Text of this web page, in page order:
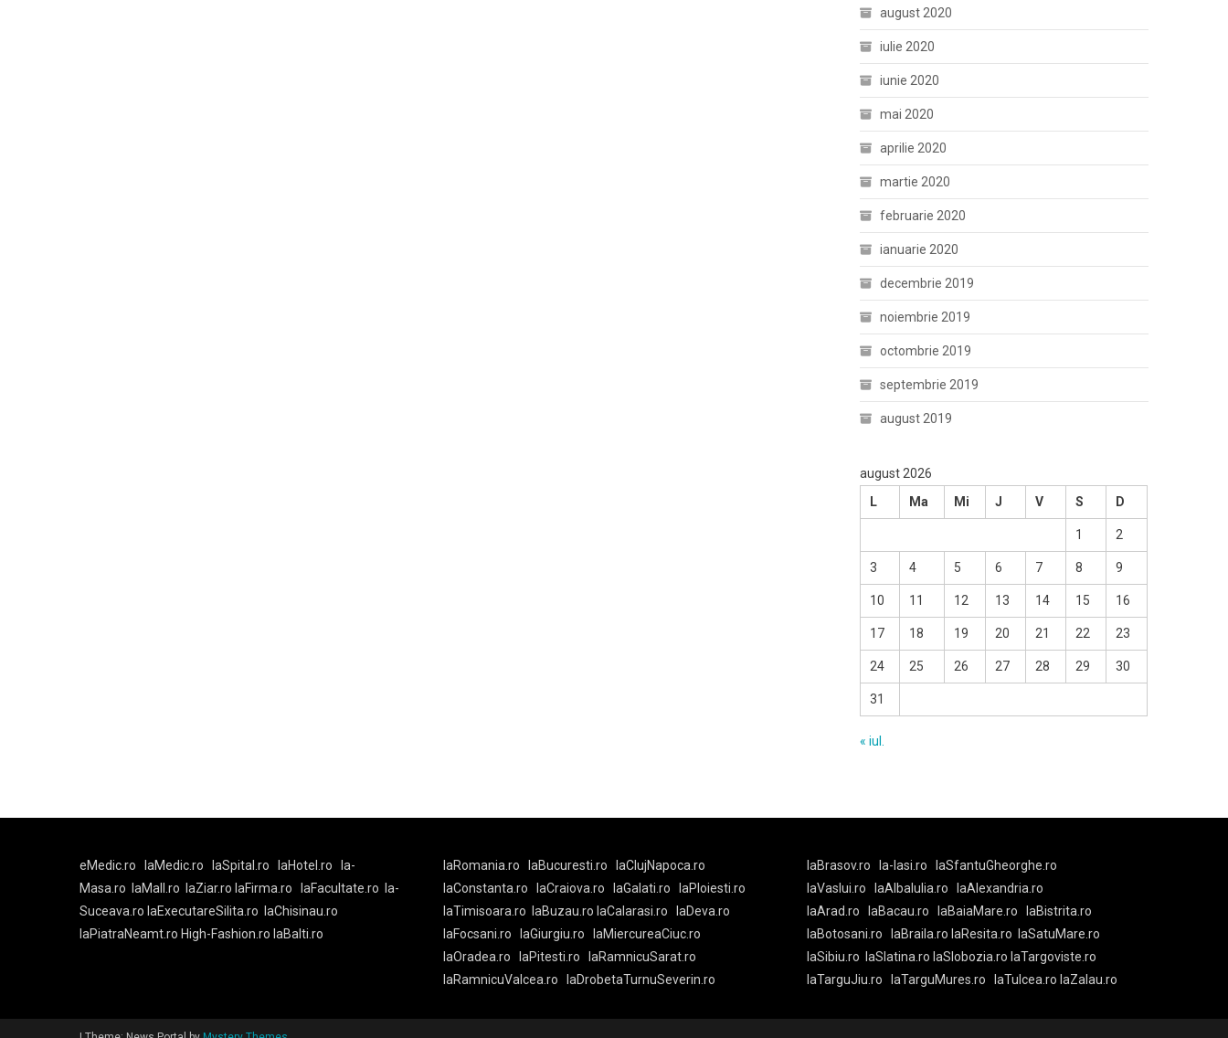
august 2020
iulie 2020
iunie 2020
mai 2020
aprilie 2020
martie 2020
februarie 2020
ianuarie 2020
decembrie 2019
noiembrie 2019
octombrie 2019
septembrie 2019
august 2019
august 2026
L
Ma Mi J V S D
1 2
3 4 5 6 7 8 9
10 11 12 13 14 15 16
17 18 19 20 21 22 23
24 25 26 27 28 29 30
31
« iul.
eMedic.ro laMedic.ro laSpital.ro laHotel.ro
la-
Masa.ro
laMall.ro laZiar.ro laFirma.ro laFacultate.ro
la-
Suceava.ro laExecutareSilita.ro
laChisinau.ro
laPiatraNeamt.ro High-Fashion.ro laBalti.ro
laRomania.ro laBucuresti.ro
laClujNapoca.ro
laConstanta.ro
laCraiova.ro laGalati.ro
laPloiesti.ro
laTimisoara.ro
laBuzau.ro laCalarasi.ro
laDeva.ro
laFocsani.ro
laGiurgiu.ro
laMiercureaCiuc.ro
laOradea.ro
laPitesti.ro
laRamnicuSarat.ro
laRamnicuValcea.ro
laDrobetaTurnuSeverin.ro
laBrasov.ro la-Iasi.ro
laSfantuGheorghe.ro
laVaslui.ro
laAlbaIulia.ro
laAlexandria.ro
laArad.ro
laBacau.ro laBaiaMare.ro
laBistrita.ro
laBotosani.ro
laBraila.ro laResita.ro
laSatuMare.ro
laSibiu.ro
laSlatina.ro laSlobozia.ro laTargoviste.ro
laTarguJiu.ro
laTarguMures.ro laTulcea.ro laZalau.ro